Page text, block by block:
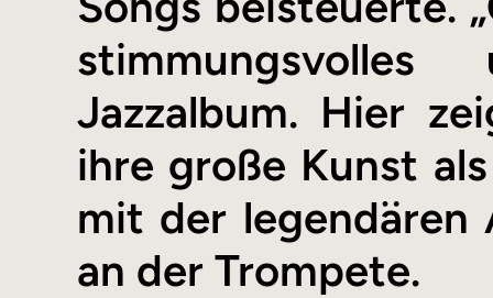
Jazzalbum. Hier
ihre große Kunst
mit der legendären
an der Trompete.